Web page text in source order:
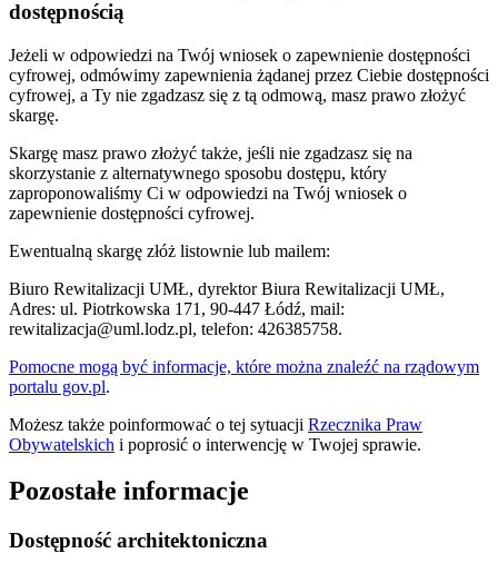
dostępnością
Jeżeli w odpowiedzi na Twój wniosek o zapewnienie dostępności
cyfrowej, odmówimy zapewnienia żądanej przez Ciebie dostępności
cyfrowej, a Ty nie zgadzasz się z tą odmową, masz prawo złożyć
skargę.
Skargę masz prawo złożyć także, jeśli nie zgadzasz się na
skorzystanie z alternatywnego sposobu dostępu, który
zaproponowaliśmy Ci w odpowiedzi na Twój wniosek o
zapewnienie dostępności cyfrowej.
Ewentualną skargę złóż listownie lub mailem:
Biuro Rewitalizacji UMŁ, dyrektor Biura Rewitalizacji UMŁ,
Adres: ul. Piotrkowska 171, 90-447 Łódź, mail:
rewitalizacja@uml.lodz.pl, telefon: 426385758.
Pomocne mogą być informacje, które można znaleźć na rządowym
portalu gov.pl.
Możesz także poinformować o tej sytuacji Rzecznika Praw
Obywatelskich i poprosić o interwencję w Twojej sprawie.
Pozostałe informacje
Dostępność architektoniczna